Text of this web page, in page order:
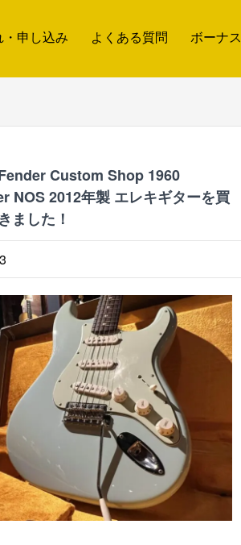
申し込み よくある質問 ボーナス
Custom Shop 1960
NOS 2012年製 エレキギターを買
ました！